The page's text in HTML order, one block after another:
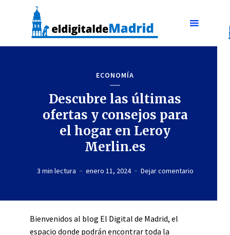
ECONOMÍA
Descubre las últimas
ofertas y consejos para
el hogar en Leroy
Merlin.es
3 min lectura enero 11, 2024 Dejar comentario
Bienvenidos al blog El Digital de Madrid, el
espacio donde podrán encontrar toda la